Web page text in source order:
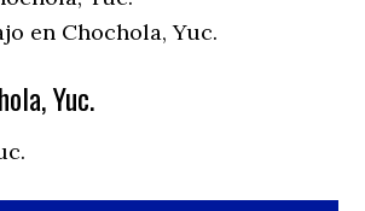
en Chochola, Yuc.
Yuc.